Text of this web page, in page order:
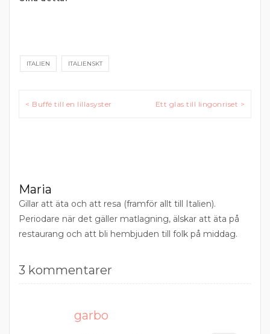
ITALIEN ITALIENSKT
Inläggsnavigering
< Buffé till en lillasyster Ett glas till lingonriset >
Maria
Gillar att äta och att resa (framför allt till Italien).
Periodare när det gäller matlagning, älskar att äta på
restaurang och att bli hembjuden till folk på middag.
3 kommentarer
garbo